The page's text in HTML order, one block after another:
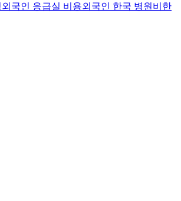
외국인 응급실 비용외국인 한국 병원비 한